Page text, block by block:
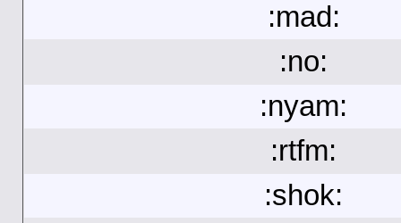
:mad:
:no:
:nyam:
:rtfm:
:shok: